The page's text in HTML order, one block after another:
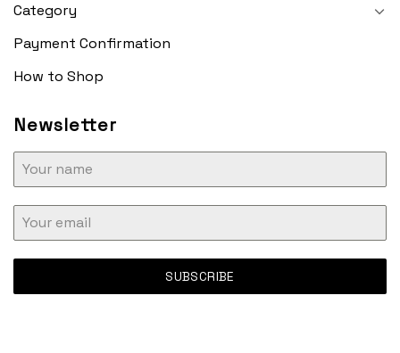
Category
Payment Confirmation
How to Shop
Newsletter
SUBSCRIBE